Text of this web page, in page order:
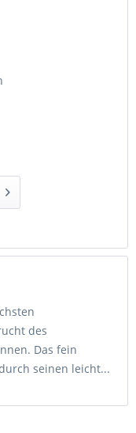
des
Das fein
seinen leicht...